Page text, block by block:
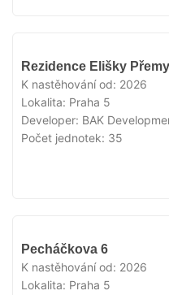
Rezidence Elišky
K nastěhování od: 2026
Lokalita: Praha 5
Developer: BAK
Počet jednotek: 35
Pecháčkova 6
K nastěhování od: 2026
Lokalita: Praha 5